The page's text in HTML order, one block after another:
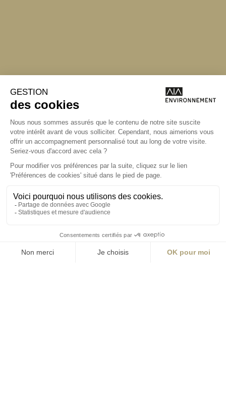
Angers
Bordeaux
Angers
14 Boulevard
Yvonne Poirel
T +33 (0)2 41 36
88 50
environnement@aialifedesigners.fr